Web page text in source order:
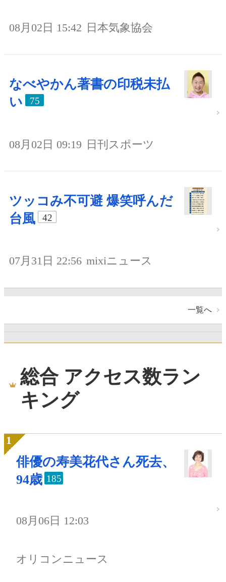
08月02日 15:42 日本気象協会
なべやかん著書の印税未払
い
75
08月02日 09:19 日刊スポーツ
ツッコみ不可避 爆笑呼んだ
台風
42
07月31日 22:56 mixiニュース
一覧へ
総合 アクセス数ラン
キング
俳優の寿美花代さん死去、
94歳 185
08月06日 12:03
オリコンニュース